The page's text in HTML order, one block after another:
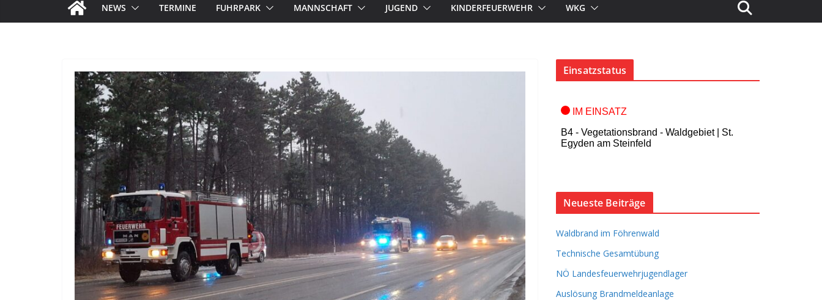
NEWS TERMINE FUHRPARK MANNSCHAFT JUGEND KINDERFEUERWEHR WKG
Einsatzstatus
Neueste Beiträge
Waldbrand im Föhrenwald
Technische Gesamtübung
NÖ Landesfeuerwehrjugendlager
Auslösung Brandmeldeanlage